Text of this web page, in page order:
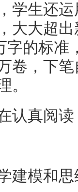
学生还
大大超
字的标准
卷，下
。
认真阅读
建模和